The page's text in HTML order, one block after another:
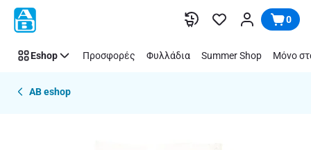
Παράλειψη 0
Eshop Προσφορές Φυλλάδια Summer Shop Μόνο
AB eshop